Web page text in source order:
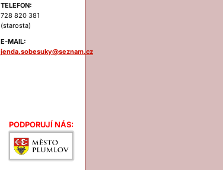
TELEFON:
728 820 381
(starosta)
E-MAIL:
jenda.sobesuky@seznam.cz
PODPORUJÍ NÁS: